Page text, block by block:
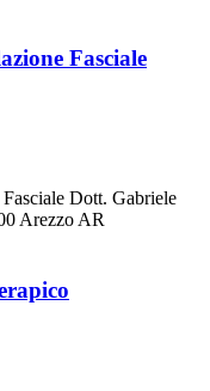
Fasciale
Dott. Gabriele
Arezzo AR